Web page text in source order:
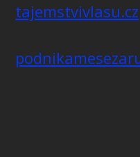
tajemstvivlasu.cz